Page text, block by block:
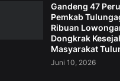
Gandeng 47
Pemkab
Ribuan
Dongkrak
Masyarakat
Juni 10, 2026